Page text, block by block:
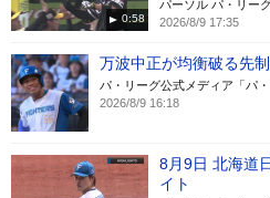
0:58
パーソル パ・リー
2026/8/9 17:35
万波中正が均衡破る先
パ・リーグ公式メディア「パ
2026/8/9 16:18
8月9日 北海道
イト